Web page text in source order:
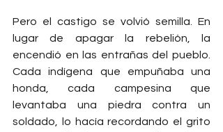
Pero el castigo se volvió semilla. En
lugar de apagar la rebelión, la
encendió en las entrañas del pueblo.
Cada indígena que empuñaba una
honda, cada campesina que
levantaba una piedra contra un
soldado, lo hacía recordando el grito